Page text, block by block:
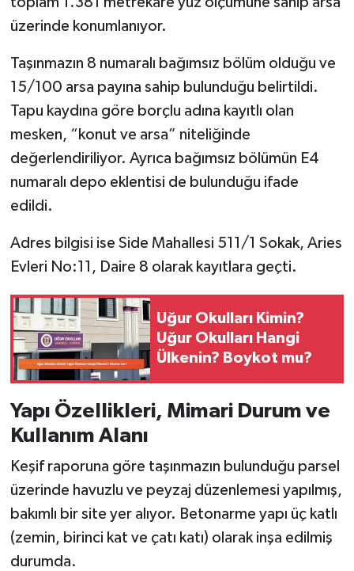
üzerinde konumlanıyor.
Taşınmazın 8 numaralı bağımsız bölüm olduğu ve
15/100 arsa payına sahip bulunduğu belirtildi.
Tapu kaydına göre borçlu adına kayıtlı olan
mesken, “konut ve arsa” niteliğinde
değerlendiriliyor. Ayrıca bağımsız bölümün E4
numaralı depo eklentisi de bulunduğu ifade
edildi.
Adres bilgisi ise Side Mahallesi 511/1 Sokak, Aries
Evleri No:11, Daire 8 olarak kayıtlara geçti.
Uğur Okulları Kimin?
Uğur Okulları Hangi
Ülkenin? Boykot mu?
Yapı Özellikleri, Mimari Durum ve
Kullanım Alanı
Keşif raporuna göre taşınmazın bulunduğu parsel
üzerinde havuzlu ve peyzaj düzenlemesi yapılmış,
bakımlı bir site yer alıyor. Betonarme yapı üç katlı
(zemin, birinci kat ve çatı katı) olarak inşa edilmiş
durumda.